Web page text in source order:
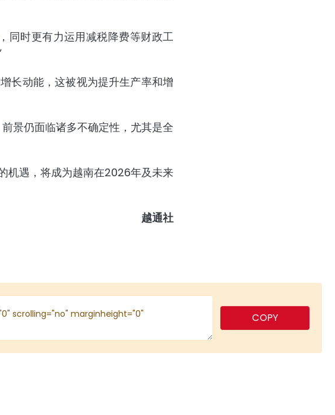
同时更有力运用减税降费等财政工
长动能，这被视为提升生产率和增
景仍面临诸多不确定性，尤其是全
机遇，将成为越南在2026年及未来
越通社
COPY